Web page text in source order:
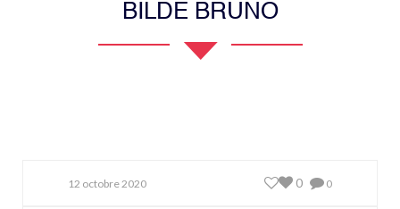
BILDE BRUNO
12 octobre 2020 0
0